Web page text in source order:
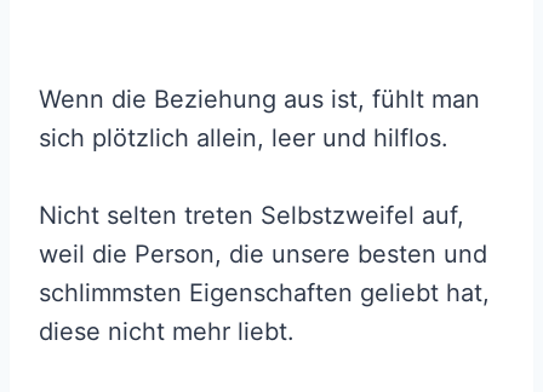
Wenn die Beziehung aus ist, fühlt man
sich plötzlich allein, leer und hilflos.
Nicht selten treten Selbstzweifel auf,
weil die Person, die unsere besten und
schlimmsten Eigenschaften geliebt hat,
diese nicht mehr liebt.